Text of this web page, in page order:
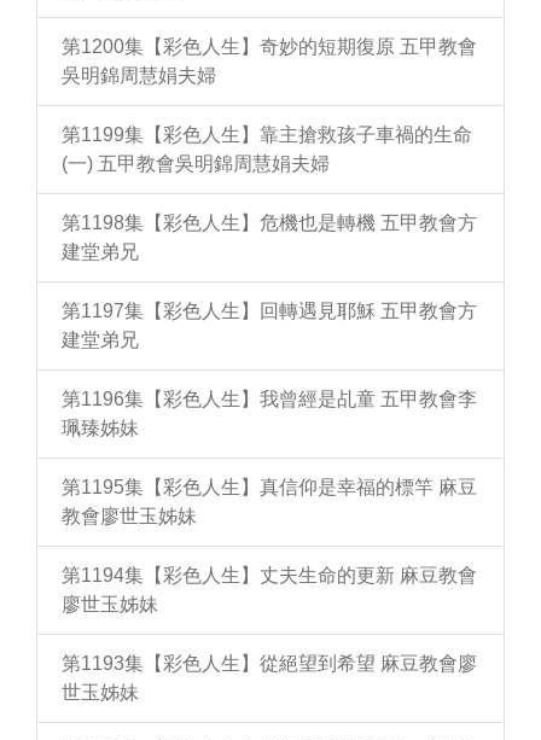
第1200集【彩色人生】奇妙的短期復原 五甲教會
吳明錦周慧娟夫婦
第1199集【彩色人生】靠主搶救孩子車禍的生命
(一) 五甲教會吳明錦周慧娟夫婦
第1198集【彩色人生】危機也是轉機 五甲教會方
建堂弟兄
第1197集【彩色人生】回轉遇見耶穌 五甲教會方
建堂弟兄
第1196集【彩色人生】我曾經是乩童 五甲教會李
珮臻姊妹
第1195集【彩色人生】真信仰是幸福的標竿 麻豆
教會廖世玉姊妹
第1194集【彩色人生】丈夫生命的更新 麻豆教會
廖世玉姊妹
第1193集【彩色人生】從絕望到希望 麻豆教會廖
世玉姊妹